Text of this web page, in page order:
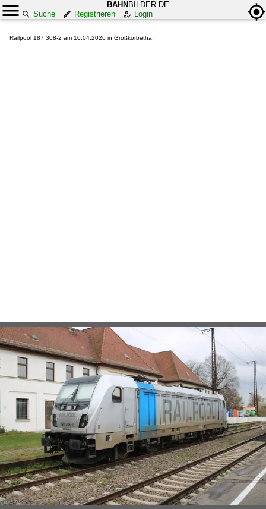
BAHN BILDER.DE
Suche
Registrieren Login
Railpool 187 308-2 am 10.04.2026 in Großkorbetha.